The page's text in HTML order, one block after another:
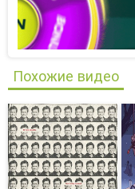
Похожие видео